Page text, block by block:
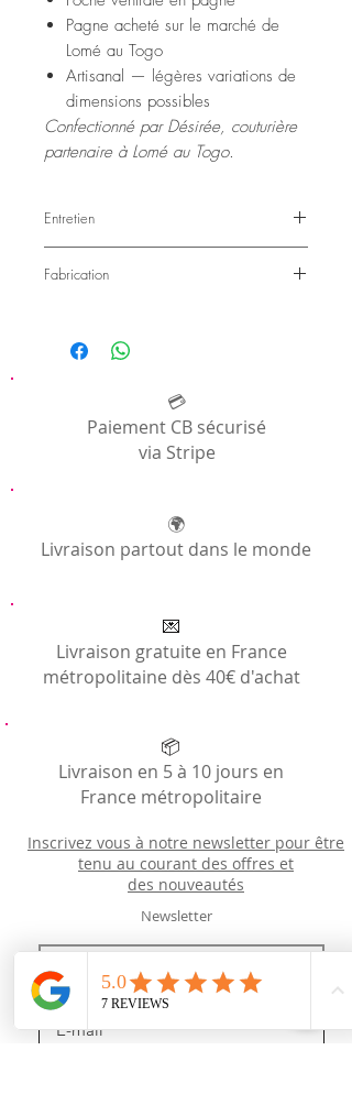
Pagne acheté sur le marché de
Lomé au Togo
Artisanal — légères variations de
dimensions possibles
Confectionné par Désirée, couturière
partenaire à Lomé au Togo.
Entretien
Laver avec des couleurs similaires lors des
Fabrication
indépendant au Togo: celui de Désirée.
à Lomé au Togo (Afrique de l'Ouest) et est
couturière de formation. Elle confectionne
des tenues de prêt-à-porter en wax pour sa
propre clientèle. C'est dans son atelier que
savoir plus, n'hésitez pas à lire cet
article:https://www.pagneapple.com/artis
💳
Paiement CB sécurisé
via Stripe
🌍
Livraison partout dans le monde
💌
Livraison gratuite en France
métropolitaine dès 40€ d'achat
📦
Livraison en 5 à 10 jours en
France métropolitaire
Inscrivez vous à notre newsletter pour être
tenu au courant des offres et
des nouveautés
Newsletter